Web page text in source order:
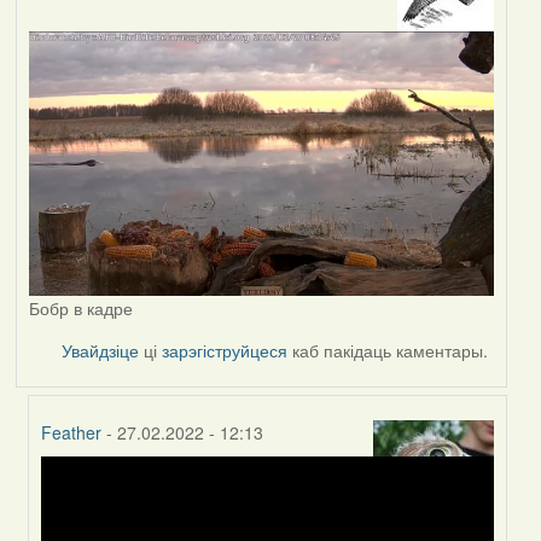
Бобр в кадре
Увайдзіце цізарэгіструйцеся каб пакідаць каментары.
Feather - 27.02.2022 - 12:13